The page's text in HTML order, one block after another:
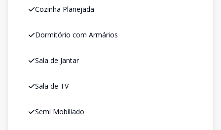
Cozinha Planejada
Dormitório com Armários
Sala de Jantar
Sala de TV
Semi Mobiliado